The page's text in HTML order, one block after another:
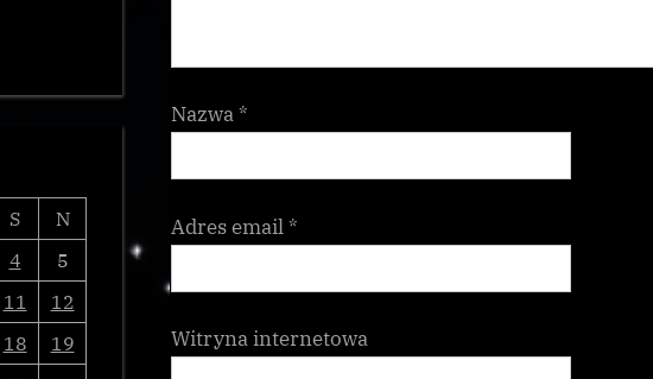
Nazwa*
Adres email*
Witryna internetowa
S
N
4
5
11
12
18
19